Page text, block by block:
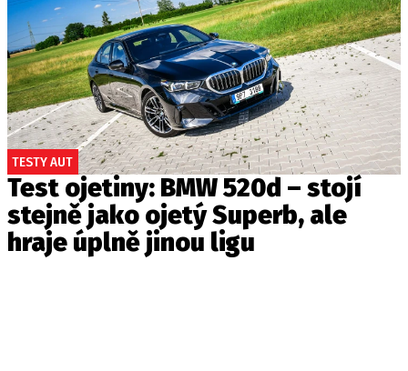
TESTY AUT
Test ojetiny: BMW 520d – stojí
stejně jako ojetý Superb, ale
hraje úplně jinou ligu